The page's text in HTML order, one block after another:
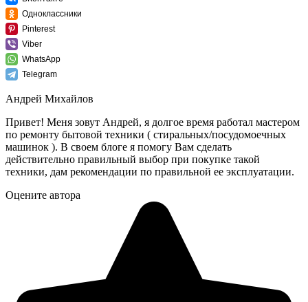
Одноклассники
Pinterest
Viber
WhatsApp
Telegram
Андрей Михайлов
Привет! Меня зовут Андрей, я долгое время работал мастером
по ремонту бытовой техники ( стиральных/посудомоечных
машинок ). В своем блоге я помогу Вам сделать
действительно правильный выбор при покупке такой
техники, дам рекомендации по правильной ее эксплуатации.
Оцените автора